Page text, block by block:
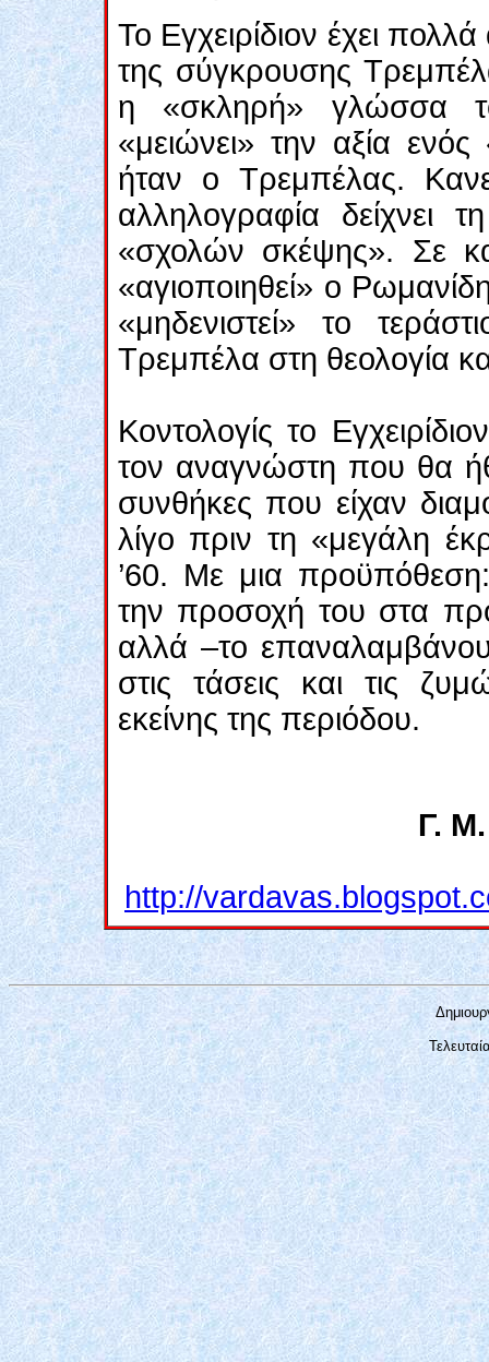
Το Εγχειρίδιον έχει
της σύγκρουσης
η «σκληρή» γλώσσα
«μειώνει» την αξία
ήταν ο Τρεμπέλας.
αλληλογραφία δείχνει
«σχολών σκέψης». Σε
«αγιοποιηθεί» ο
«μηδενιστεί» το
Τρεμπέλα στη θεολογία
Κοντολογίς το
τον αναγνώστη που θα
συνθήκες που είχαν
λίγο πριν τη «μεγάλη
’60. Με μια
την προσοχή του στα
αλλά –το
στις τάσεις και τις
εκείνης της περιόδου.
Γ.
http://